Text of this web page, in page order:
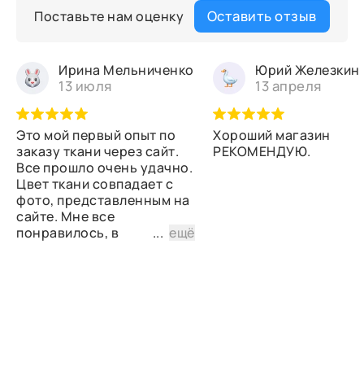
Поставьте нам оценку Оставить отзыв
Ирина Мельниченко
13 июля
Это мой первый опыт по
заказу ткани через сайт.
Все прошло очень удачно.
Цвет ткани совпадает с
фото, представленным на
сайте. Мне все
понравилось, в
...ещё
Юрий Железкин
13 апреля
Хороший магазин
РЕКОМЕНДУЮ.